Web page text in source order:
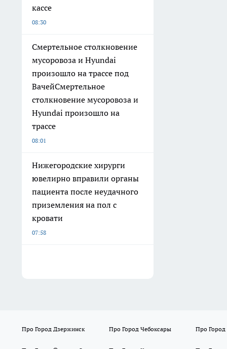
кассе
08:30
Смертельное столкновение
мусоровоза и Hyundai
произошло на трассе под
ВачейСмертельное
столкновение мусоровоза и
Hyundai произошло на
трассе
08:01
Нижегородские хирурги
ювелирно вправили органы
пациента после неудачного
приземления на пол с
кровати
07:58
Про Город Дзержинск Про Город Чебоксары Про Город